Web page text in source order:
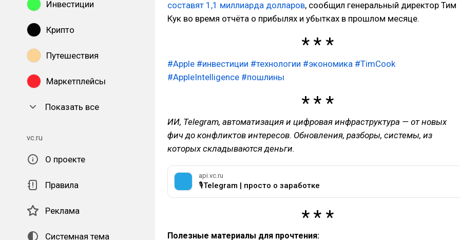
Инвестиции
Крипто
Путешествия
Маркетплейсы
Показать все
vc.ru
О проекте
Правила
Реклама
Системная тема
составят 1,1 миллиарда долларов, сообщил генеральный директор Тим
Кук во время отчёта о прибылях и убытках в прошлом месяце.
#Apple #инвестиции #технологии #экономика #TimCook
#AppleIntelligence #пошлины
ИИ, Telegram, автоматизация и цифровая инфраструктура — от новых
фич до конфликтов интересов. Обновления, разборы, системы, из
которых складываются деньги.
api.vc.ru
🎙Telegram | просто о заработке
Полезные материалы для прочтения: